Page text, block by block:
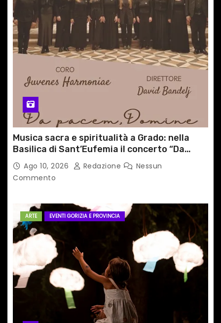
Musica sacra e spiritualità a Grado: nella
Basilica di Sant’Eufemia il concerto “Da
pacem, Domine”
Ago 10, 2026 Redazione
Nessun
Commento
ARTE EVENTI GORIZIA E PROVINCIA